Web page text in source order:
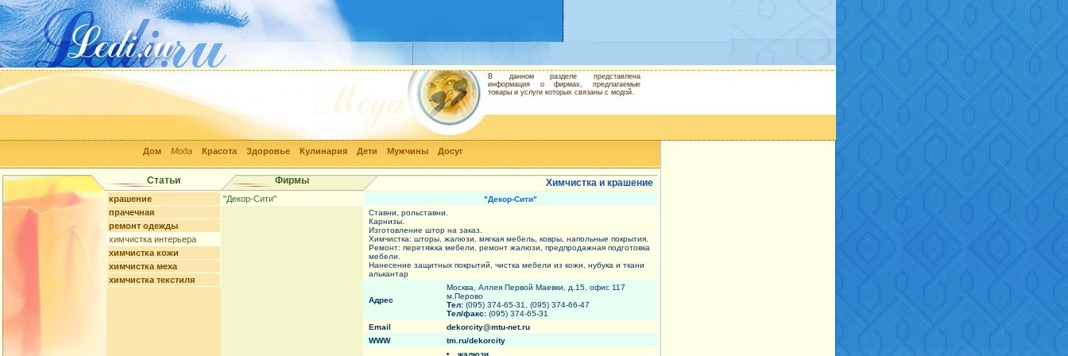
Дом Мода Красота Здоровье Кулинария Дети Мужчины Досуг
В данном разделе представлена
информация о фирмах, предлагаемые
товары и услуги которых связаны с модой.
Статьи Фирмы Химчистка и крашение
крашение
прачечная
ремонт одежды
химчистка интерьера
химчистка кожи
химчистка меха
химчистка текстиля
"Декор-Сити"
"Декор-Сити"
Ставни, рольставни.
Карнизы.
Изготовление штор на заказ.
Химчистка: шторы, жалюзи, мягкая мебель, ковры, напольные покрытия.
Ремонт: перетяжка мебели, ремонт жалюзи, предпродажная подготовка
мебели.
Нанесение защитных покрытий, чистка мебели из кожи, нубука и ткани
алькантар
Адрес
Москва, Аллея Первой Маевки, д.15, офис 117
м.Перово
Тел: (095) 374-65-31, (095) 374-66-47
Тел/факс: (095) 374-65-31
Email
dekorcity@mtu-net.ru
WWW
tm.ru/dekorcity
жалюзи